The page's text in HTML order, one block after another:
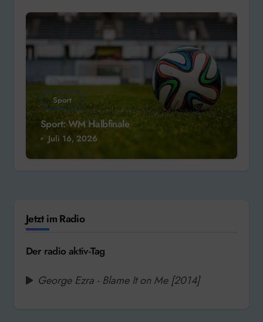
Sport
Sport: WM Halbfinale
Juli 16, 2026
Jetzt im Radio
Der radio aktiv-Tag
George Ezra - Blame It on Me [2014]